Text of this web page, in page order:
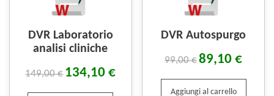
DVR Laboratorio
analisi cliniche
149,00€ 134,10€
DVR Autospurgo
99,00€89,10€
Aggiungi al carrello